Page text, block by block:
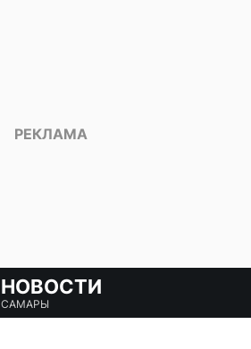
НОВОСТИ
САМАРЫ